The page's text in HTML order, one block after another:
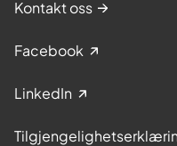
Kontakt oss
Facebook
LinkedIn